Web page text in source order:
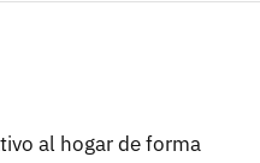
al hogar de forma